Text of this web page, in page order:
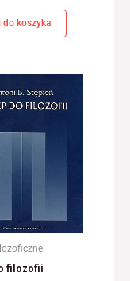
do koszyka
filozofii
znikną ze
ofert.